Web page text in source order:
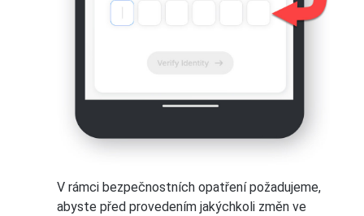
V rámci bezpečnostních opatření požadujeme,
abyste před provedením jakýchkoli změn ve